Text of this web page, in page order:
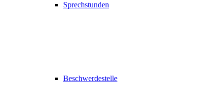
Sprechstunden
Beschwerdestelle